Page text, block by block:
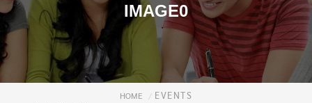
IMAGE0
HOME EVENTS